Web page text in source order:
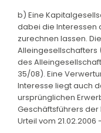
b) Eine
dabei die Interessen
zurechnen lassen.
Alleingesellschafters
des
35/08). Eine
Interesse liegt auch
ursprünglichen
Geschäftsführers der
Urteil vom 21.02.2006